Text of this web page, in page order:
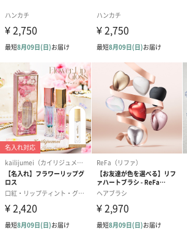
プレミアムビール イネ
ディット（712円）
実楽山田錦 特別純
酒（655円）
おつまみ・その他
お酒にぴったりのおつまみ・サプリを同梱し
す。